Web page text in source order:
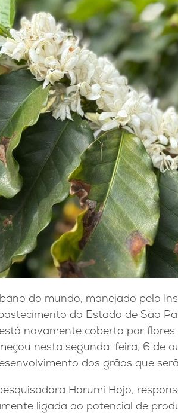
do mundo, manejado pelo
do Estado de São
novamente coberto por
nesta segunda-feira, 6 de
dos grãos que
Harumi Hojo,
ligada ao potencial de